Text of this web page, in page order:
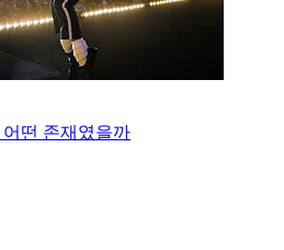
떤 존재였을까